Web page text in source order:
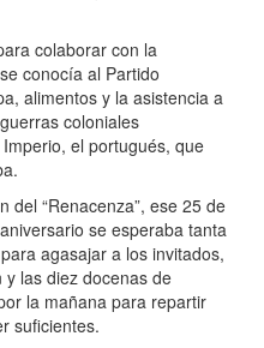
colaborar con la
conocía al Partido
alimentos y la asistencia a
coloniales
el portugués, que
“Renacenza”, ese 25 de
se esperaba tanta
agasajar a los invitados,
las diez docenas de
la mañana para repartir
suficientes.